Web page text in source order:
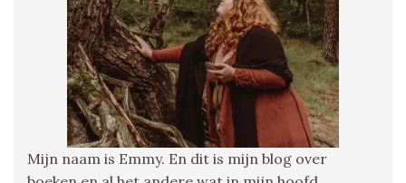
Mijn naam is Emmy. En dit is mijn blog over